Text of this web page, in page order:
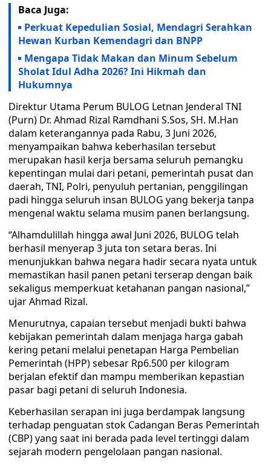
Baca Juga:
Perkuat Kepedulian Sosial, Mendagri Serahkan
Hewan Kurban Kemendagri dan BNPP
Mengapa Tidak Makan dan Minum Sebelum
Sholat Idul Adha 2026? Ini Hikmah dan
Hukumnya
Direktur Utama Perum BULOG Letnan Jenderal TNI
(Purn) Dr. Ahmad Rizal Ramdhani S.Sos, SH. M.Han
dalam keterangannya pada Rabu, 3 Juni 2026,
menyampaikan bahwa keberhasilan tersebut
merupakan hasil kerja bersama seluruh pemangku
kepentingan mulai dari petani, pemerintah pusat dan
daerah, TNI, Polri, penyuluh pertanian, penggilingan
padi hingga seluruh insan BULOG yang bekerja tanpa
mengenal waktu selama musim panen berlangsung.
“Alhamdulillah hingga awal Juni 2026, BULOG telah
berhasil menyerap 3 juta ton setara beras. Ini
menunjukkan bahwa negara hadir secara nyata untuk
memastikan hasil panen petani terserap dengan baik
sekaligus memperkuat ketahanan pangan nasional,”
ujar Ahmad Rizal.
Menurutnya, capaian tersebut menjadi bukti bahwa
kebijakan pemerintah dalam menjaga harga gabah
kering petani melalui penetapan Harga Pembelian
Pemerintah (HPP) sebesar Rp6.500 per kilogram
berjalan efektif dan mampu memberikan kepastian
pasar bagi petani di seluruh Indonesia.
Keberhasilan serapan ini juga berdampak langsung
terhadap penguatan stok Cadangan Beras Pemerintah
(CBP) yang saat ini berada pada level tertinggi dalam
sejarah modern pengelolaan pangan nasional.